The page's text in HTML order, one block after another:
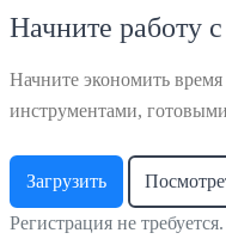
Начните работу
Начните экономить
инструментами,
Загрузить
Регистрация не требуется.